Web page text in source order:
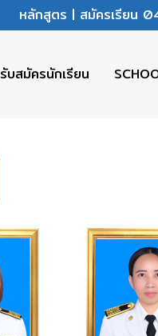
หลักสูตร | สมัครเรียน
รับสมัครนักเรียน